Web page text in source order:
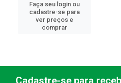
Faça seu login ou
cadastre-se para
ver preços e
comprar
Cadastre-se para